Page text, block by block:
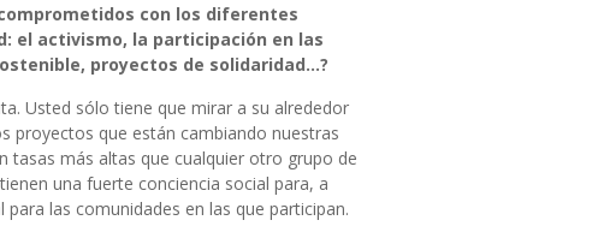
con los diferentes
el activismo, la participación en las
proyectos de solidaridad…?
Usted sólo tiene que mirar a su alrededor
proyectos que están cambiando nuestras
tasas más altas que cualquier otro grupo de
una fuerte conciencia social para, a
las comunidades en las que participan.